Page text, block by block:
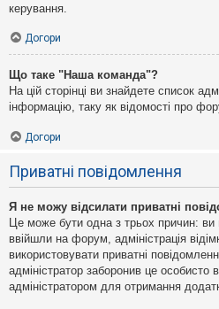
керування.
Догори
Що таке "Наша команда"?
На цій сторінці ви знайдете список
інформацію, таку як відомості про
Догори
Приватні повідомлення
Я не можу відсилати приватні
Це може бути одна з трьох причин:
ввійшли на форум, адміністрація
використовувати приватні
адміністратор заборонив це особисто
адміністратором для отримання